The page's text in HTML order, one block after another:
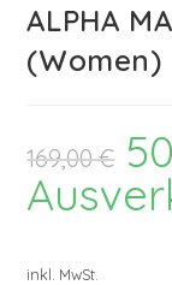
ALPHA
(Women)
169,00€ Preis
war:
inkl. MwSt.